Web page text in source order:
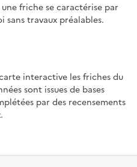
friche se caractérise par
travaux préalables.
interactive les friches du
sont issues de bases
par des recensements